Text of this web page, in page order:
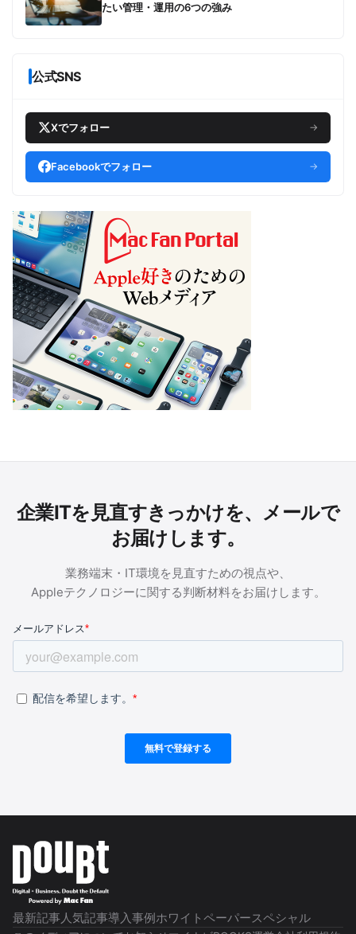
たい管理・運用の6つの強み
公式SNS
Xでフォロー →
Facebookでフォロー →
企業ITを見直すきっかけを、メールで
お届けします。
業務端末・IT環境を見直すための視点や、
Appleテクノロジーに関する判断材料をお届けします。
最新記事 人気記事導入事例ホワイトペーパースペシャル